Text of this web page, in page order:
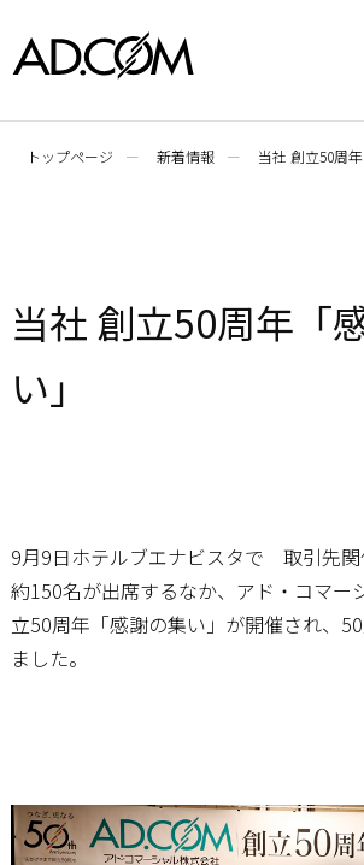
トップページ 新着情報 当社 創立50周
当社 創立50周年「
い」
9月9日ホテルブエナビスタで 取引先関
約150名が出席するなか、アド・コマ
立50周年「感謝の集い」が開催され、
ました。